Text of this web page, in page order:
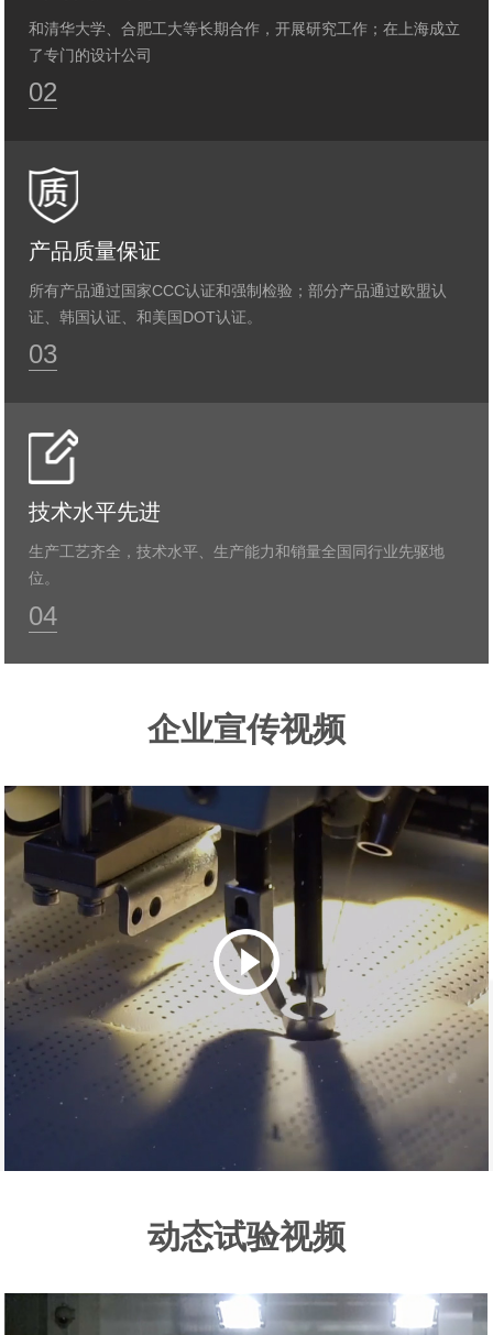
和清华大学、合肥工大等长期合作，开展研究工作；在上海成立
了专门的设计公司
02
产品质量保证
所有产品通过国家CCC认证和强制检验；部分产品通过欧盟认
证、韩国认证、和美国DOT认证。
03
技术水平先进
生产工艺齐全，技术水平、生产能力和销量全国同行业先驱地
位。
04
企业宣传视频
动态试验视频